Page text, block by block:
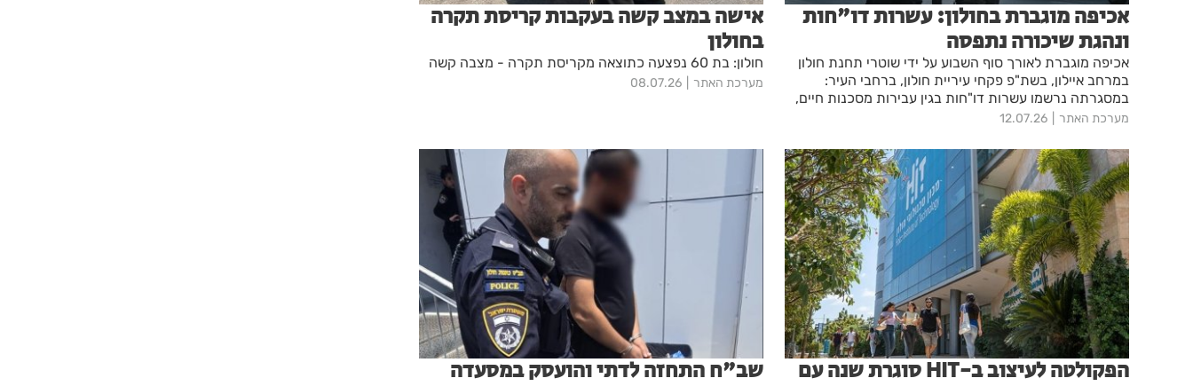
אכיפה מוגברת בחולון: עשרות דו"חות
ונהגת שיכורה נתפסה
אכיפה מוגברת לאורך סוף השבוע על ידי שוטרי תחנת חולון
במרחב איילון, בשת"פ פקחי עיריית חולון, ברחבי העיר:
במסגרתה נרשמו עשרות דו"חות בגין עבירות מסכנות חיים,
ונהגת נתפסה כשהיא נוהגת תחת השפעת אלכוהול – זאת
של כלי מיקרומוביליטי מתחילת השנה
מערכת האתר 12.07.26
אישה במצב קשה בעקבות קריסת תקרה
בחולון
חולון: בת 60 נפצעה כתוצאה מקריסת תקרה - מצבה קשה
מערכת האתר 08.07.26
הפקולטה לעיצוב ב-HIT סוגרת שנה עם
שב"ח התחזה לדתי והועסק במסעדה